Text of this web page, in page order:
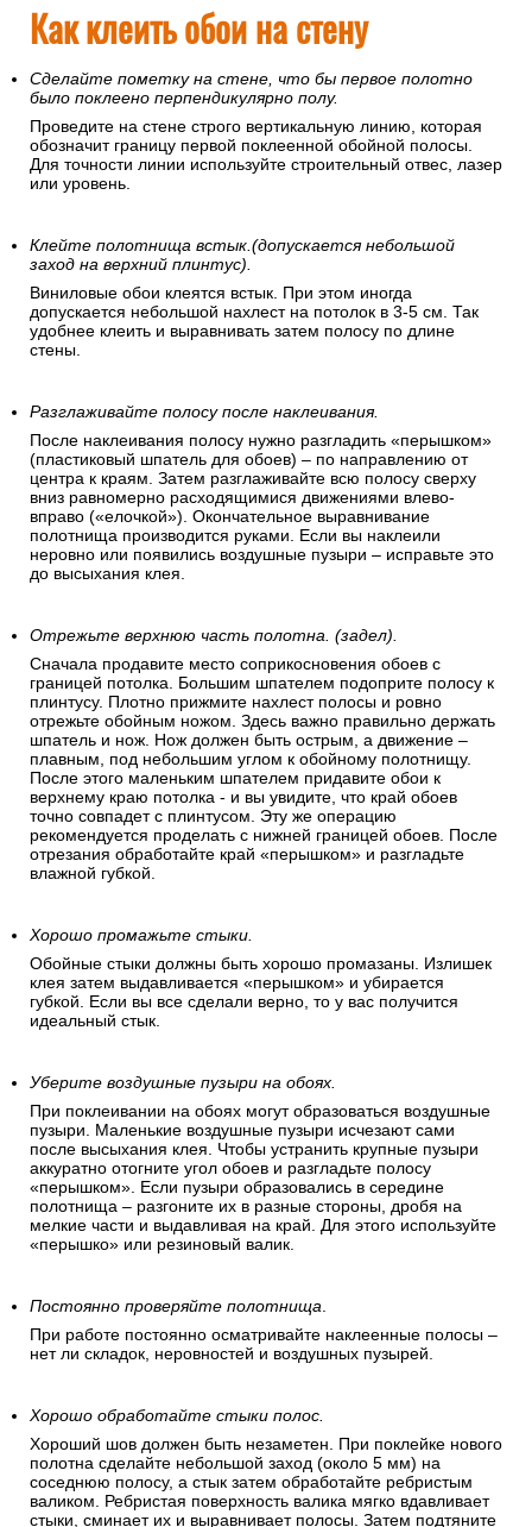
Как клеить обои на стену
Сделайте пометку на стене, что бы первое полотно
было поклеено перпендикулярно полу.
Проведите на стене строго вертикальную линию, которая
обозначит границу первой поклеенной обойной полосы.
Для точности линии используйте строительный отвес, лазер
или уровень.
Клейте полотнища встык.(допускается небольшой
заход на верхний плинтус).
Виниловые обои клеятся встык. При этом иногда
допускается небольшой нахлест на потолок в 3-5 см. Так
удобнее клеить и выравнивать затем полосу по длине
стены.
Разглаживайте полосу после наклеивания.
После наклеивания полосу нужно разгладить «перышком»
(пластиковый шпатель для обоев) – по направлению от
центра к краям. Затем разглаживайте всю полосу сверху
вниз равномерно расходящимися движениями влево-
вправо («елочкой»). Окончательное выравнивание
полотнища производится руками. Если вы наклеили
неровно или появились воздушные пузыри – исправьте это
до высыхания клея.
Отрежьте верхнюю часть полотна. (задел).
Сначала продавите место соприкосновения обоев с
границей потолка. Большим шпателем подоприте полосу к
плинтусу. Плотно прижмите нахлест полосы и ровно
отрежьте обойным ножом. Здесь важно правильно держать
шпатель и нож. Нож должен быть острым, а движение –
плавным, под небольшим углом к обойному полотнищу.
После этого маленьким шпателем придавите обои к
верхнему краю потолка - и вы увидите, что край обоев
точно совпадет с плинтусом. Эту же операцию
рекомендуется проделать с нижней границей обоев. После
отрезания обработайте край «перышком» и разгладьте
влажной губкой.
Хорошо промажьте стыки.
Обойные стыки должны быть хорошо промазаны. Излишек
клея затем выдавливается «перышком» и убирается
губкой. Если вы все сделали верно, то у вас получится
идеальный стык.
Уберите воздушные пузыри на обоях.
При поклеивании на обоях могут образоваться воздушные
пузыри. Маленькие воздушные пузыри исчезают сами
после высыхания клея. Чтобы устранить крупные пузыри
аккуратно отогните угол обоев и разгладьте полосу
«перышком». Если пузыри образовались в середине
полотнища – разгоните их в разные стороны, дробя на
мелкие части и выдавливая на край. Для этого используйте
«перышко» или резиновый валик.
Постоянно проверяйте полотнища.
При работе постоянно осматривайте наклеенные полосы –
нет ли складок, неровностей и воздушных пузырей.
Хорошо обработайте стыки полос.
Хороший шов должен быть незаметен. При поклейке нового
полотна сделайте небольшой заход (около 5 мм) на
соседнюю полосу, а стык затем обработайте ребристым
валиком. Ребристая поверхность валика мягко вдавливает
стыки, сминает их и выравнивает полосы. Затем подтяните